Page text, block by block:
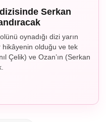
Serkan
oynadığı dizi yarın
hikâyenin olduğu ve tek
Çelik) ve Ozan’ın (Serkan